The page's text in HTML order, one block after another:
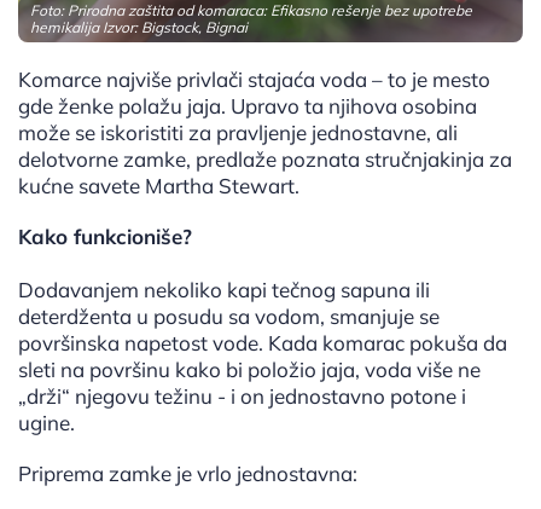
Foto: Prirodna zaštita od komaraca: Efikasno rešenje bez upotrebe
hemikalija Izvor: Bigstock, Bignai
Komarce najviše privlači stajaća voda – to je mesto
gde ženke polažu jaja. Upravo ta njihova osobina
može se iskoristiti za pravljenje jednostavne, ali
delotvorne zamke, predlaže poznata stručnjakinja za
kućne savete Martha Stewart.
Kako funkcioniše?
Dodavanjem nekoliko kapi tečnog sapuna ili
deterdženta u posudu sa vodom, smanjuje se
površinska napetost vode. Kada komarac pokuša da
sleti na površinu kako bi položio jaja, voda više ne
„drži“ njegovu težinu - i on jednostavno potone i
ugine.
Priprema zamke je vrlo jednostavna: